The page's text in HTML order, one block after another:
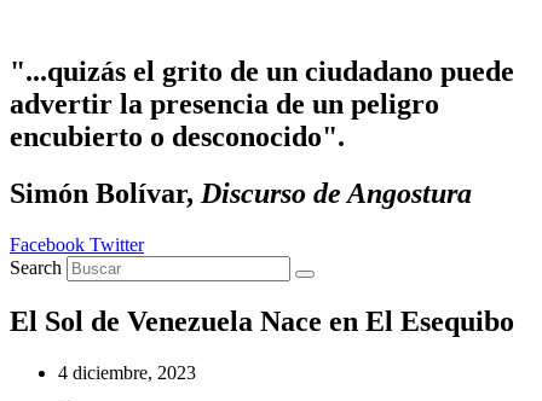
contenido
"...quizás el grito de un ciudadano puede
advertir la presencia de un peligro
encubierto o desconocido".
Simón Bolívar, Discurso de Angostura
Facebook Twitter
Search
El Sol de Venezuela Nace en El Esequibo
4 diciembre, 2023